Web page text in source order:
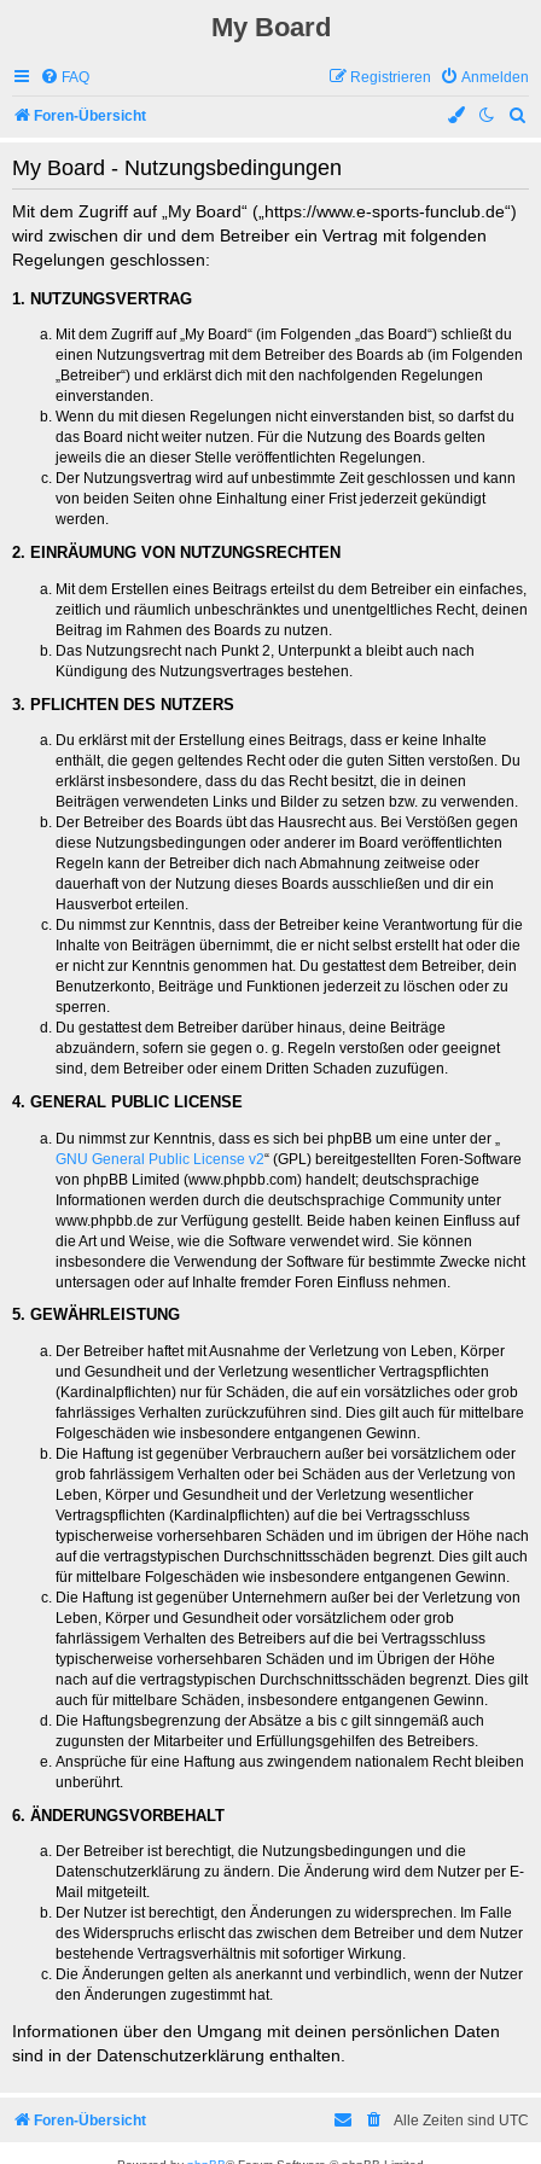
My Board
FAQ Anmelden
Registrieren
Foren-Übersicht
My Board - Nutzungsbedingungen
Mit dem Zugriff auf „My Board“ („https://www.e-sports-funclub.de“)
wird zwischen dir und dem Betreiber ein Vertrag mit folgenden
Regelungen geschlossen:
1. NUTZUNGSVERTRAG
Mit dem Zugriff auf „My Board“ (im Folgenden „das Board“) schließt du
einen Nutzungsvertrag mit dem Betreiber des Boards ab (im Folgenden
„Betreiber“) und erklärst dich mit den nachfolgenden Regelungen
einverstanden.
Wenn du mit diesen Regelungen nicht einverstanden bist, so darfst du
das Board nicht weiter nutzen. Für die Nutzung des Boards gelten
jeweils die an dieser Stelle veröffentlichten Regelungen.
Der Nutzungsvertrag wird auf unbestimmte Zeit geschlossen und kann
von beiden Seiten ohne Einhaltung einer Frist jederzeit gekündigt
werden.
2. EINRÄUMUNG VON NUTZUNGSRECHTEN
Mit dem Erstellen eines Beitrags erteilst du dem Betreiber ein einfaches,
zeitlich und räumlich unbeschränktes und unentgeltliches Recht, deinen
Beitrag im Rahmen des Boards zu nutzen.
Das Nutzungsrecht nach Punkt 2, Unterpunkt a bleibt auch nach
Kündigung des Nutzungsvertrages bestehen.
3. PFLICHTEN DES NUTZERS
Du erklärst mit der Erstellung eines Beitrags, dass er keine Inhalte
enthält, die gegen geltendes Recht oder die guten Sitten verstoßen. Du
erklärst insbesondere, dass du das Recht besitzt, die in deinen
Beiträgen verwendeten Links und Bilder zu setzen bzw. zu verwenden.
Der Betreiber des Boards übt das Hausrecht aus. Bei Verstößen gegen
diese Nutzungsbedingungen oder anderer im Board veröffentlichten
Regeln kann der Betreiber dich nach Abmahnung zeitweise oder
dauerhaft von der Nutzung dieses Boards ausschließen und dir ein
Hausverbot erteilen.
Du nimmst zur Kenntnis, dass der Betreiber keine Verantwortung für die
Inhalte von Beiträgen übernimmt, die er nicht selbst erstellt hat oder die
er nicht zur Kenntnis genommen hat. Du gestattest dem Betreiber, dein
Benutzerkonto, Beiträge und Funktionen jederzeit zu löschen oder zu
sperren.
Du gestattest dem Betreiber darüber hinaus, deine Beiträge
abzuändern, sofern sie gegen o. g. Regeln verstoßen oder geeignet
sind, dem Betreiber oder einem Dritten Schaden zuzufügen.
4. GENERAL PUBLIC LICENSE
Du nimmst zur Kenntnis, dass es sich bei phpBB um eine unter der „
GNU General Public License v2“ (GPL) bereitgestellten Foren-Software
von phpBB Limited (www.phpbb.com) handelt; deutschsprachige
Informationen werden durch die deutschsprachige Community unter
www.phpbb.de zur Verfügung gestellt. Beide haben keinen Einfluss auf
die Art und Weise, wie die Software verwendet wird. Sie können
insbesondere die Verwendung der Software für bestimmte Zwecke nicht
untersagen oder auf Inhalte fremder Foren Einfluss nehmen.
5. GEWÄHRLEISTUNG
Der Betreiber haftet mit Ausnahme der Verletzung von Leben, Körper
und Gesundheit und der Verletzung wesentlicher Vertragspflichten
(Kardinalpflichten) nur für Schäden, die auf ein vorsätzliches oder grob
fahrlässiges Verhalten zurückzuführen sind. Dies gilt auch für mittelbare
Folgeschäden wie insbesondere entgangenen Gewinn.
Die Haftung ist gegenüber Verbrauchern außer bei vorsätzlichem oder
grob fahrlässigem Verhalten oder bei Schäden aus der Verletzung von
Leben, Körper und Gesundheit und der Verletzung wesentlicher
Vertragspflichten (Kardinalpflichten) auf die bei Vertragsschluss
typischerweise vorhersehbaren Schäden und im übrigen der Höhe nach
auf die vertragstypischen Durchschnittsschäden begrenzt. Dies gilt auch
für mittelbare Folgeschäden wie insbesondere entgangenen Gewinn.
Die Haftung ist gegenüber Unternehmern außer bei der Verletzung von
Leben, Körper und Gesundheit oder vorsätzlichem oder grob
fahrlässigem Verhalten des Betreibers auf die bei Vertragsschluss
typischerweise vorhersehbaren Schäden und im Übrigen der Höhe
nach auf die vertragstypischen Durchschnittsschäden begrenzt. Dies gilt
auch für mittelbare Schäden, insbesondere entgangenen Gewinn.
Die Haftungsbegrenzung der Absätze a bis c gilt sinngemäß auch
zugunsten der Mitarbeiter und Erfüllungsgehilfen des Betreibers.
Ansprüche für eine Haftung aus zwingendem nationalem Recht bleiben
unberührt.
6. ÄNDERUNGSVORBEHALT
Der Betreiber ist berechtigt, die Nutzungsbedingungen und die
Datenschutzerklärung zu ändern. Die Änderung wird dem Nutzer per E-
Mail mitgeteilt.
Der Nutzer ist berechtigt, den Änderungen zu widersprechen. Im Falle
des Widerspruchs erlischt das zwischen dem Betreiber und dem Nutzer
bestehende Vertragsverhältnis mit sofortiger Wirkung.
Die Änderungen gelten als anerkannt und verbindlich, wenn der Nutzer
den Änderungen zugestimmt hat.
Informationen über den Umgang mit deinen persönlichen Daten
sind in der Datenschutzerklärung enthalten.
Foren-Übersicht Alle Zeiten sind UTC